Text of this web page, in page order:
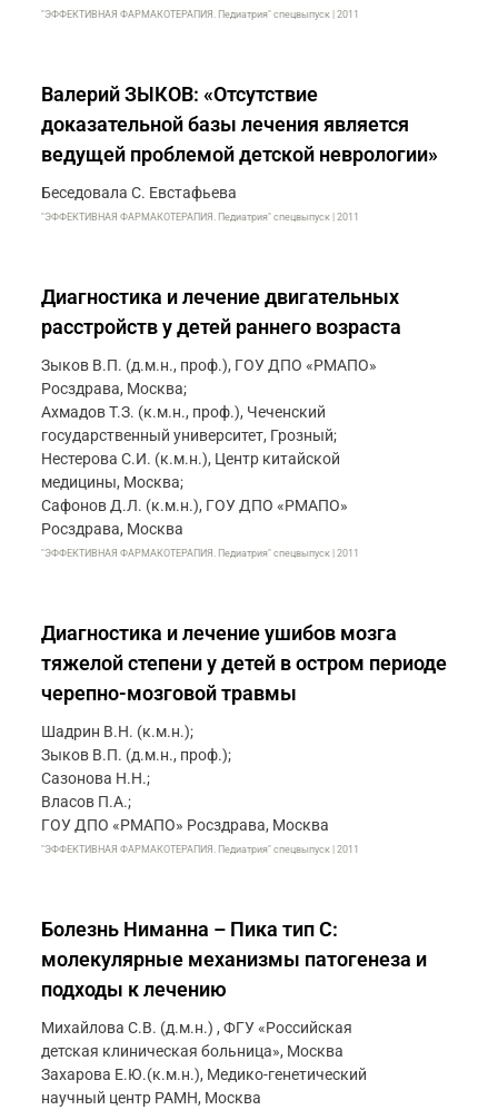
"ЭФФЕКТИВНАЯ ФАРМАКОТЕРАПИЯ. Педиатрия" спецвыпуск | 2011
Валерий ЗЫКОВ: «Отсутствие
доказательной базы лечения является
ведущей проблемой детской неврологии»
Беседовала С. Евстафьева
"ЭФФЕКТИВНАЯ ФАРМАКОТЕРАПИЯ. Педиатрия" спецвыпуск | 2011
Диагностика и лечение двигательных
расстройств у детей раннего возраста
Зыков В.П. (д.м.н., проф.), ГОУ ДПО «РМАПО»
Росздрава, Москва;
Ахмадов Т.З. (к.м.н., проф.), Чеченский
государственный университет, Грозный;
Нестерова С.И. (к.м.н.), Центр китайской
медицины, Москва;
Сафонов Д.Л. (к.м.н.), ГОУ ДПО «РМАПО»
Росздрава, Москва
"ЭФФЕКТИВНАЯ ФАРМАКОТЕРАПИЯ. Педиатрия" спецвыпуск | 2011
Диагностика и лечение ушибов мозга
тяжелой степени у детей в остром периоде
черепно-мозговой травмы
Шадрин В.Н. (к.м.н.);
Зыков В.П. (д.м.н., проф.);
Сазонова Н.Н.;
Власов П.А.;
ГОУ ДПО «РМАПО» Росздрава, Москва
"ЭФФЕКТИВНАЯ ФАРМАКОТЕРАПИЯ. Педиатрия" спецвыпуск | 2011
Болезнь Ниманна – Пика тип С:
молекулярные механизмы патогенеза и
подходы к лечению
Михайлова С.В. (д.м.н.) , ФГУ «Российская
детская клиническая больница», Москва
Захарова Е.Ю.(к.м.н.), Медико-генетический
научный центр РАМН, Москва